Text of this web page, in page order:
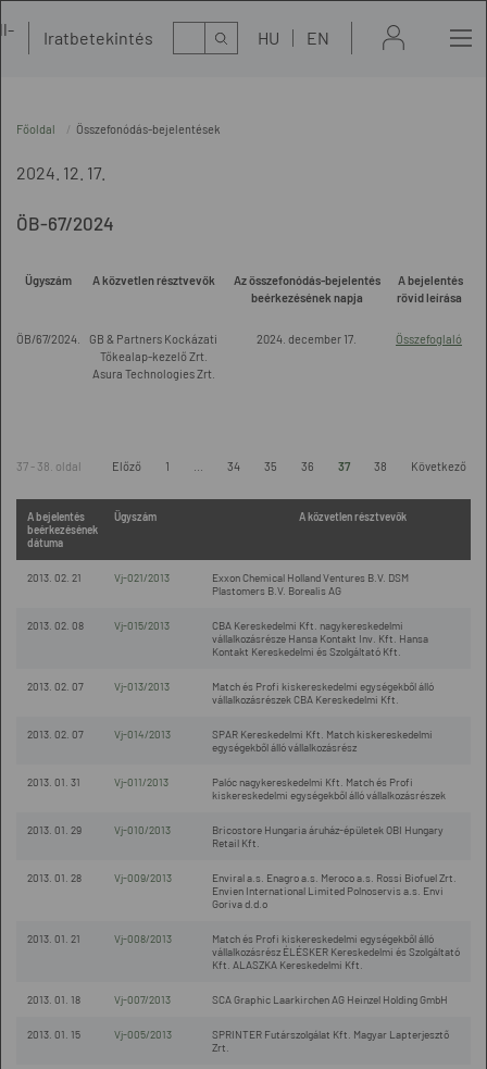
Iratbetekintés Kereső HU EN
Főoldal Összefonódás-bejelentések
2024. 12. 17.
ÖB-67/2024
Ügyszám A közvetlen résztvevők
Az összefonódás-bejelentés
beérkezésének napja
A bejelentés
rövid leírása
ÖB/67/2024.
GB & Partners Kockázati
Tőkealap-kezelő Zrt.
Asura Technologies Zrt.
2024. december 17. Összefoglaló
37 - 38. oldal Előző 1 34 35 36 37 38 Következő
A bejelentés
beérkezésének
dátuma
Ügyszám A közvetlen résztvevők
2013. 02. 21 Vj-021/2013
Exxon Chemical Holland Ventures B.V. DSM
Plastomers B.V. Borealis AG
2013. 02. 08 Vj-015/2013
CBA Kereskedelmi Kft. nagykereskedelmi
vállalkozásrésze Hansa Kontakt Inv. Kft. Hansa
Kontakt Kereskedelmi és Szolgáltató Kft.
2013. 02. 07 Vj-013/2013
Match és Profi kiskereskedelmi egységekből álló
vállalkozásrészek CBA Kereskedelmi Kft.
2013. 02. 07 Vj-014/2013
SPAR Kereskedelmi Kft. Match kiskereskedelmi
egységekből álló vállalkozásrész
2013. 01. 31 Vj-011/2013
Palóc nagykereskedelmi Kft. Match és Profi
kiskereskedelmi egységekből álló vállalkozásrészek
2013. 01. 29 Vj-010/2013
Bricostore Hungaria áruház-épületek OBI Hungary
Retail Kft.
2013. 01. 28 Vj-009/2013
Enviral a.s. Enagro a.s. Meroco a.s. Rossi Biofuel Zrt.
Envien International Limited Polnoservis a.s. Envi
Goriva d.d.o
2013. 01. 21 Vj-008/2013
Match és Profi kiskereskedelmi egységekből álló
vállalkozásrész ÉLÉSKER Kereskedelmi és Szolgáltató
Kft. ALASZKA Kereskedelmi Kft.
2013. 01. 18 Vj-007/2013 SCA Graphic Laarkirchen AG Heinzel Holding GmbH
2013. 01. 15 Vj-005/2013
SPRINTER Futárszolgálat Kft. Magyar Lapterjesztő
Zrt.